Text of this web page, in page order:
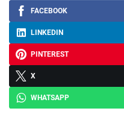
FACEBOOK
LINKEDIN
PINTEREST
X
WHATSAPP